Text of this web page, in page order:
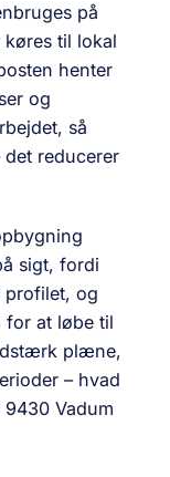
på
til lokal
henter
og
så
reducerer
sigt, fordi
profilet, og
for at løbe til
plæne,
– hvad
Vadum